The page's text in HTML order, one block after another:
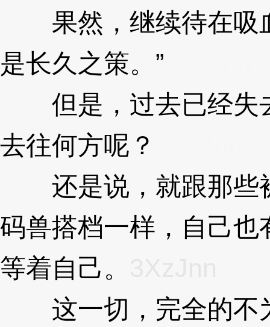
果然，继续待在吸
是长久之策。”
但是，过去已经失
去往何方呢？
还是说，就跟那些
码兽搭档一样，自己
等着自己。
这一切，完全的不